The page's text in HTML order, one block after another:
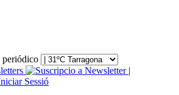
periódico
|